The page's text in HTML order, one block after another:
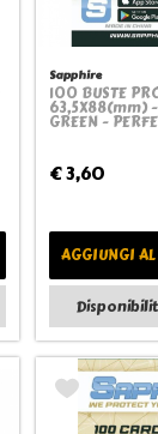
Sapphire
100 BUSTE
63,5X88(mm) -
GREEN -
€ 3,60
AGGIUNGI